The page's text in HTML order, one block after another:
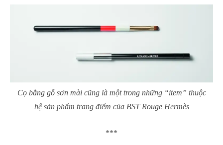
Cọ bằng gỗ sơn mài cũng là một trong những “item” thuộc
hệ sản phẩm trang điểm của BST Rouge Hermès
***